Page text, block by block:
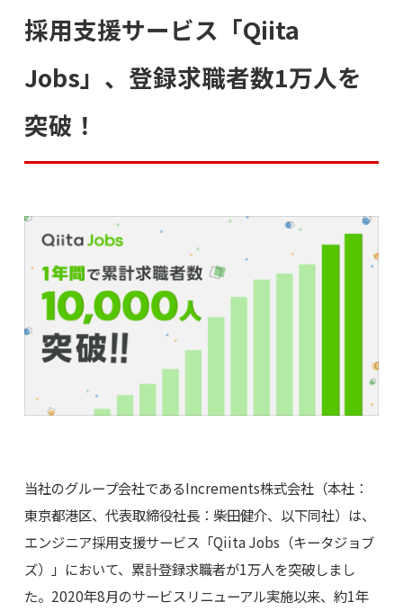
採用支援サービス「Qiita
Jobs」、登録求職者数1万人を
突破！
当社のグループ会社であるIncrements株式会社（本社：
東京都港区、代表取締役社長：柴田健介、以下同社）は、
エンジニア採用支援サービス「Qiita Jobs（キータジョブ
ズ）」において、累計登録求職者が1万人を突破しまし
た。2020年8月のサービスリニューアル実施以来、約1年